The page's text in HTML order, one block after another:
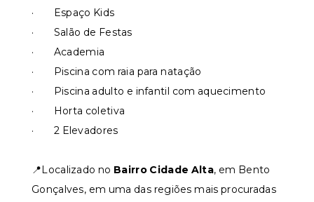
· Espaço Kids
· Salão de Festas
· Academia
· Piscina com raia para natação
· Piscina adulto e infantil com aquecimento
· Horta coletiva
· 2 Elevadores
📍Localizado no Bairro Cidade Alta, em Bento
Gonçalves, em uma das regiões mais procuradas